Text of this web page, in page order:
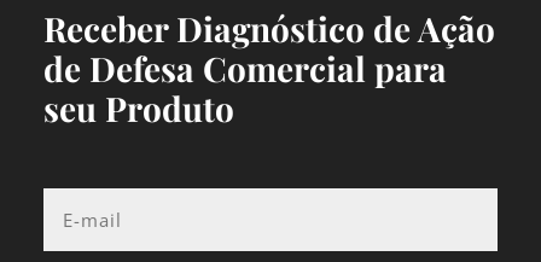
Receber Diagnóstico de Ação
de Defesa Comercial para
seu Produto